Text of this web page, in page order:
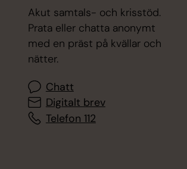
Akut samtals- och krisstöd.
Prata eller chatta anonymt
med en präst på kvällar och
nätter.
Chatt
Digitalt brev
Telefon 112